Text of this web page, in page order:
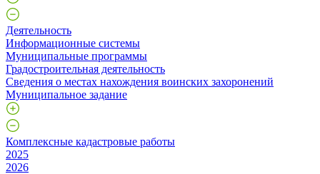
Деятельность
Информационные системы
Муниципальные программы
Градостроительная деятельность
Сведения о местах нахождения воинских захоронений
Муниципальное задание
Комплексные кадастровые работы
2025
2026